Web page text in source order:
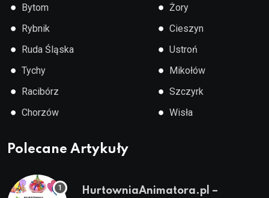
● Bytom
● Rybnik
● Ruda Śląska
● Tychy
● Racibórz
● Chorzów
● Żory
● Cieszyn
● Ustroń
● Mikołów
● Szczyrk
● Wisła
Polecane Artykuły
HurtowniaAnimatora.pl –